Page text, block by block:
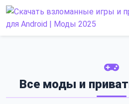
Skip
content
Все моды и